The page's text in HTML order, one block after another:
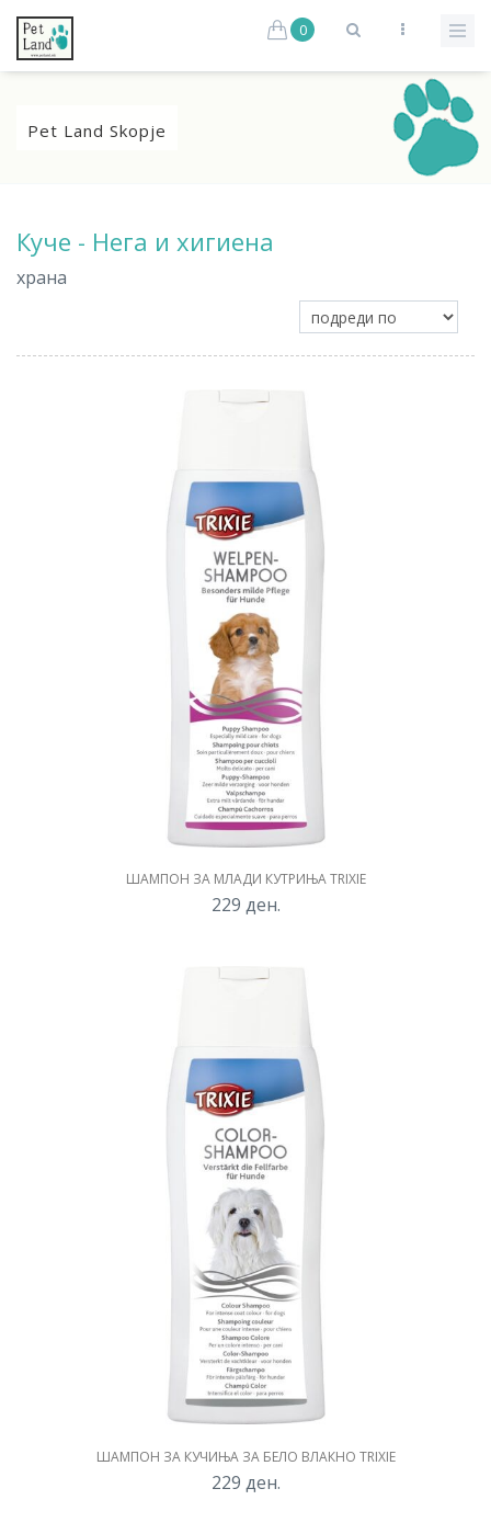
0
Pet Land Skopje
Куче - Нега и хигиена
храна
ШАМПОН ЗА МЛАДИ КУТРИЊА TRIXIE
229 ден.
ШАМПОН ЗА КУЧИЊА ЗА БЕЛО ВЛАКНО TRIXIE
229 ден.